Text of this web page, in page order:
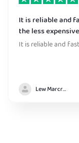
It is reliable and
the less
It is reliable and
Lew Marcrum